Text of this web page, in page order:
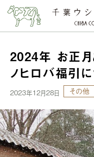
2024年 お正
ノヒロバ福引
2023年12月28日 その他